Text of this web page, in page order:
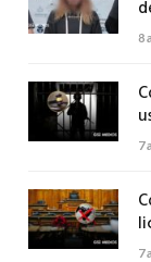
8
7
7